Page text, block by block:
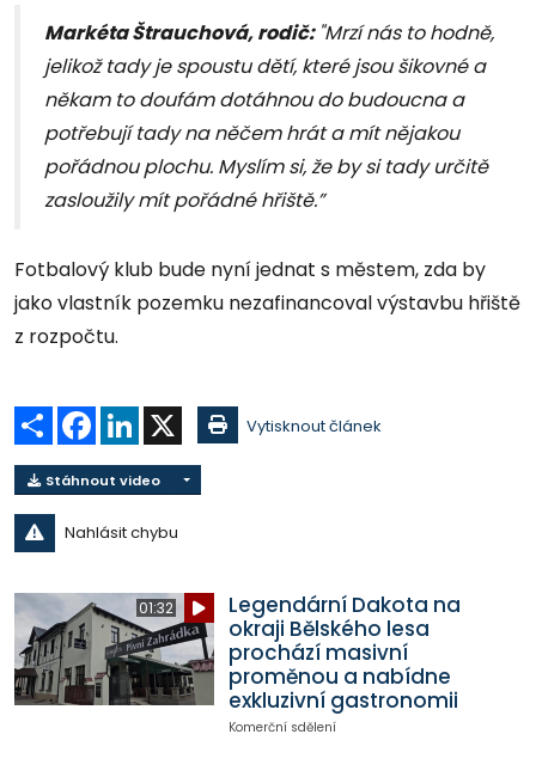
Markéta Štrauchová, rodič: "Mrzí nás to hodně,
jelikož tady je spoustu dětí, které jsou šikovné a
někam to doufám dotáhnou do budoucna a
potřebují tady na něčem hrát a mít nějakou
pořádnou plochu. Myslím si, že by si tady určitě
zasloužily mít pořádné hřiště.”
Fotbalový klub bude nyní jednat s městem, zda by
jako vlastník pozemku nezafinancoval výstavbu hřiště
z rozpočtu.
Sdílet Facebook
LinkedIn Vytisknout článek
Stáhnout video
Nahlásit chybu
01:32
Legendární Dakota na
okraji Bělského lesa
prochází masivní
proměnou a nabídne
exkluzivní gastronomii
Komerční sdělení